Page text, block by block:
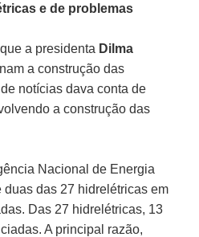
e de problemas
a presidenta Dilma
a construção das
notícias dava conta de
a construção das
Nacional de Energia
duas das 27 hidrelétricas em
Das 27 hidrelétricas, 13
A principal razão,